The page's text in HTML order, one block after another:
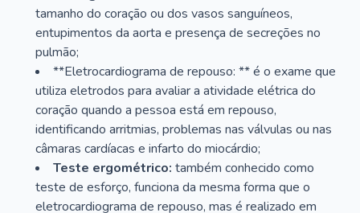
tamanho do coração ou dos vasos sanguíneos,
entupimentos da aorta e presença de secreções no
pulmão;
**Eletrocardiograma de repouso: ** é o exame que
utiliza eletrodos para avaliar a atividade elétrica do
coração quando a pessoa está em repouso,
identificando arritmias, problemas nas válvulas ou nas
câmaras cardíacas e infarto do miocárdio;
Teste ergométrico: também conhecido como
teste de esforço, funciona da mesma forma que o
eletrocardiograma de repouso, mas é realizado em